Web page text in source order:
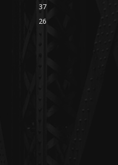
37
26